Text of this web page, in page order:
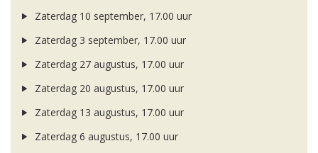
Zaterdag 10 september, 17.00 uur
Zaterdag 3 september, 17.00 uur
Zaterdag 27 augustus, 17.00 uur
Zaterdag 20 augustus, 17.00 uur
Zaterdag 13 augustus, 17.00 uur
Zaterdag 6 augustus, 17.00 uur